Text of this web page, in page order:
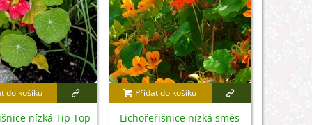
do košíku
nízká Tip Top
Přidat do košíku
Lichořeřišnice nízká směs